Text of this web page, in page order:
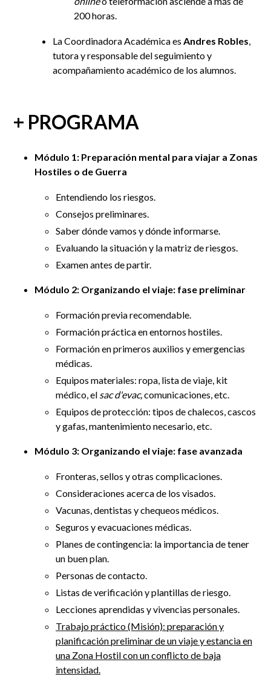
200 horas.
LaCoordinadora Académica es Andres Robles,
tutora y responsable del seguimiento y
acompañamiento académico de los alumnos.
+ PROGRAMA
Módulo 1: Preparación mental para viajar a Zonas
Hostiles o de Guerra
Entendiendo los riesgos.
Consejos preliminares.
Saber dónde vamos y dónde informarse.
Evaluando la situación y la matriz de riesgos.
Examen antes de partir.
Módulo 2: Organizando el viaje: fase preliminar
Formación previa recomendable.
Formación práctica en entornos hostiles.
Formación en primeros auxilios y emergencias
médicas.
Equipos materiales: ropa, lista de viaje, kit
médico, el sac d'evac,comunicaciones, etc.
Equipos de protección: tipos de chalecos, cascos
y gafas, mantenimiento necesario, etc.
Módulo 3: Organizando el viaje: fase avanzada
Fronteras, sellos y otras complicaciones.
Consideraciones acerca de los visados.
Vacunas, dentistas y chequeos médicos.
Seguros y evacuaciones médicas.
Planes de contingencia: la importancia de tener
un buen plan.
Personas de contacto.
Listas de verificación y plantillas de riesgo.
Lecciones aprendidas y vivencias personales.
Trabajo práctico (Misión): preparación y
planificación preliminar de un viaje y estancia en
una Zona Hostil con un conflicto de baja
intensidad.